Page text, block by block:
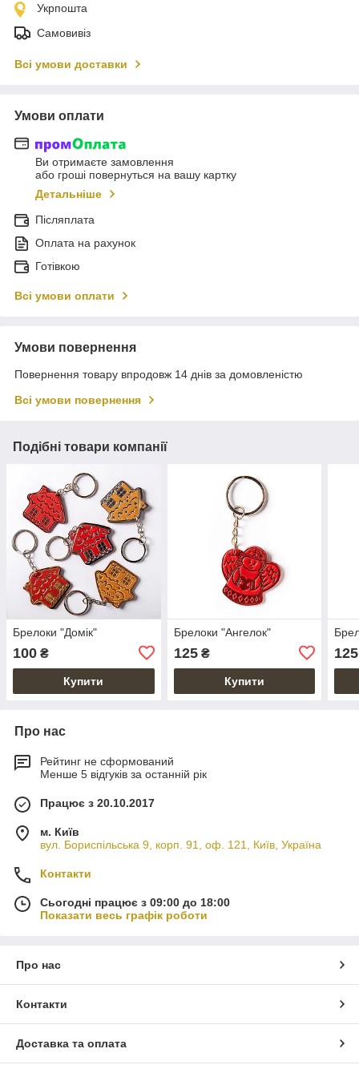
Укрпошта
Самовивіз
Всі умови доставки
Умови оплати
Ви отримаєте замовлення
або гроші повернуться на вашу картку
Детальніше
Післяплата
Оплата на рахунок
Готівкою
Всі умови оплати
Умови повернення
Повернення товару впродовж 14 днів за домовленістю
Всі умови повернення
Подібні товари компанії
Брелоки "Домік"
100 ₴
Купити
Брелоки "Ангелок"
125₴
Купити
125
Про нас
Рейтинг не сформований
Менше 5 відгуків за останній рік
Працює з 20.10.2017
м. Київ
вул. Бориспільська 9, корп. 91, оф. 121, Київ, Україна
Контакти
Сьогодні працює з 09:00 до 18:00
Показати весь графік роботи
Про нас
Контакти
Доставка та оплата